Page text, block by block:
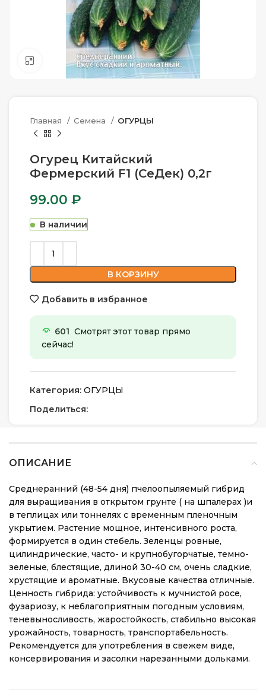
Нажмите, чтобы увеличить
Главная Семена ОГУРЦЫ
Огурец Китайский
Фермерский F1 (СеДек) 0,2г
99.00 ₽
В наличии
В КОРЗИНУ
Добавить в избранное
601 Смотрят этот товар прямо
сейчас!
Категория: ОГУРЦЫ
Поделиться:
ОПИСАНИЕ
Среднеранний (48-54 дня) пчелоопыляемый гибрид
для выращивания в открытом грунте ( на шпалерах )и
в теплицах или тоннелях с временным пленочным
укрытием. Растение мощное, интенсивного роста,
формируется в один стебель. Зеленцы ровные,
цилиндрические, часто- и крупнобугорчатые, темно-
зеленые, блестящие, длиной 30-40 см, очень сладкие,
хрустящие и ароматные. Вкусовые качества отличные.
Ценность гибрида: устойчивость к мучнистой росе,
фузариозу, к неблагоприятным погодным условиям,
теневыносливость, жаростойкость, стабильно высокая
урожайность, товарность, транспортабельность.
Рекомендуется для употребления в свежем виде,
консервирования и засолки нарезанными дольками.